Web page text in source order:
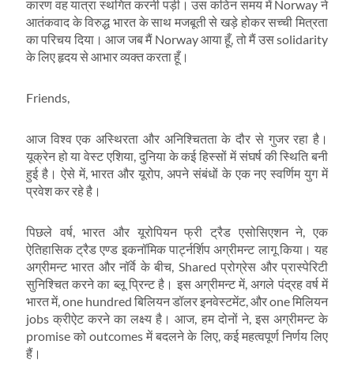
कारण वह यात्रा स्थगित करनी पड़ी। उस कठिन समय में Norway ने
आतंकवाद के विरुद्ध भारत के साथ मजबूती से खड़े होकर सच्ची मित्रता
का परिचय दिया। आज जब मैं Norway आया हूँ, तो मैं उस solidarity
के लिए हृदय से आभार व्यक्त करता हूँ।
Friends,
आज विश्व एक अस्थिरता और अनिश्चितता के दौर से गुजर रहा है।
यूक्रेन हो या वेस्ट एशिया, दुनिया के कई हिस्सों में संघर्ष की स्थिति बनी
हुई है। ऐसे में, भारत और यूरोप, अपने संबंधों के एक नए स्वर्णिम युग में
प्रवेश कर रहे है।
पिछले वर्ष, भारत और यूरोपियन फ्री ट्रैड एसोसिएशन ने, एक
ऐतिहासिक ट्रैड एण्ड इकनॉमिक पार्ट्नर्शिप अग्रीमन्ट लागू किया। यह
अग्रीमन्ट भारत और नॉर्वे के बीच, Shared प्रोग्रेस और प्रास्पेरिटी
सुनिश्चित करने का ब्लू प्रिन्ट है। इस अग्रीमन्ट में, अगले पंद्रह वर्ष में
भारत में, one hundred बिलियन डॉलर इनवेस्टमेंट, और one मिलियन
jobs क्रीऐट करने का लक्ष्य है। आज, हम दोनों ने, इस अग्रीमन्ट के
promise को outcomes में बदलने के लिए, कई महत्वपूर्ण निर्णय लिए
हैं।